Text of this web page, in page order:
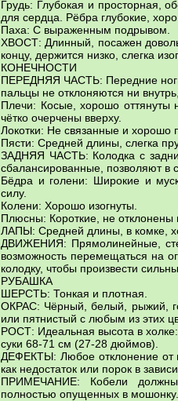
Грудь: Глубокая и просторная,
для сердца. Рёбра глубокие,
Паха: С выраженным подрывом.
ХВОСТ: Длинный, посажен
концу, держится низко, слегка
КОНЕЧНОСТИ
ПЕРЕДНЯЯ ЧАСТЬ: Передние
пальцы не отклоняются ни
Плечи: Косые, хорошо оттянуты
чётко очерчены вверху.
Локотки: Не связанные и хорошо
Пясти: Средней длины, слегка
ЗАДНЯЯ ЧАСТЬ: Колодка с
сбалансированные, позволяют в
Бёдра и голени: Широкие и
силу.
Колени: Хорошо изогнуты.
Плюсны: Короткие, не отклонены
ЛАПЫ: Средней длины, в комке,
ДВИЖЕНИЯ: Прямолинейные,
возможность перемещаться на
колодку, чтобы произвести
РУБАШКА
ШЕРСТЬ: Тонкая и плотная.
ОКРАС: Чёрный, белый, рыжий,
или пятнистый с любым из этих
РОСТ: Идеальная высота в
суки 68-71 см (27-28 дюймов).
ДЕФЕКТЫ: Любое отклонение от
как недостаток или порок в
ПРИМЕЧАНИЕ: Кобели
полностью опущенных в мошонку.